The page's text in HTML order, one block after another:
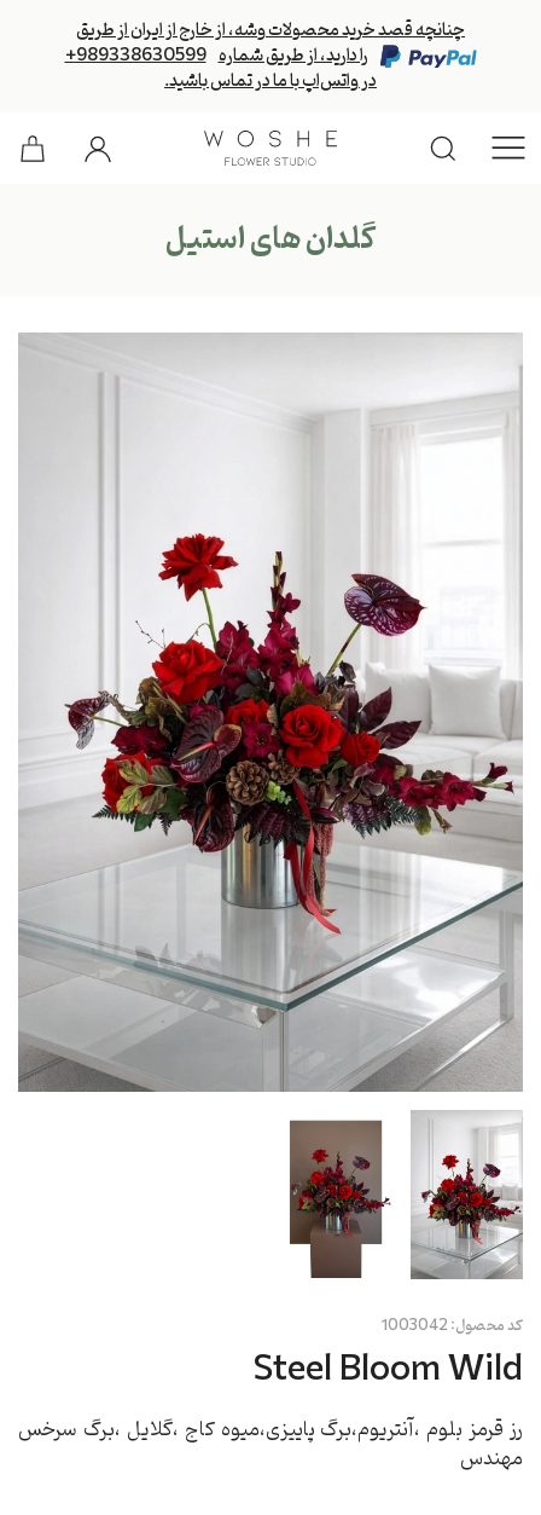
چنانچه قصد خرید محصولات وشه، از خارج از ایران از طریق
را دارید، از طریق شماره +989338630599
در واتس‌اپ با ما در تماس باشید.
گلدان های استیل
کد محصول:1003042
Steel Bloom Wild
رز قرمز بلوم ،آنتریوم،برگ پاییزی،میوه کاج ،گلایل ،برگ سرخس
مهندس